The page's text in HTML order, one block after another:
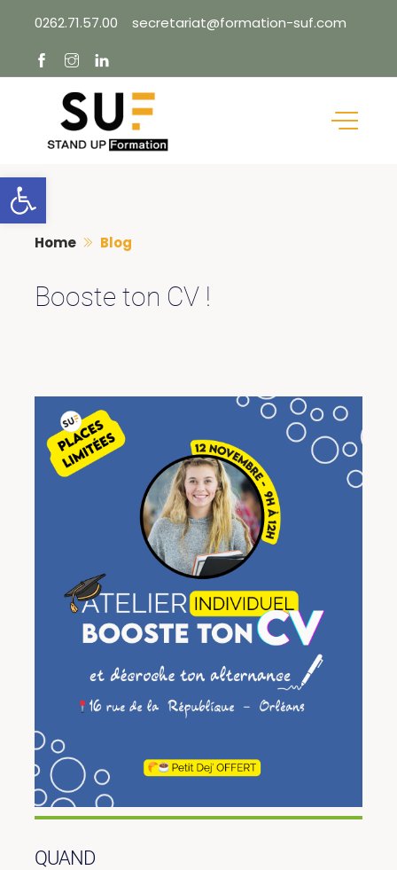
Ouvrir la barre d’outils
content
0262.71.57.00 secretariat@formation-suf.com
Home Blog
Booste ton CV !
QUAND